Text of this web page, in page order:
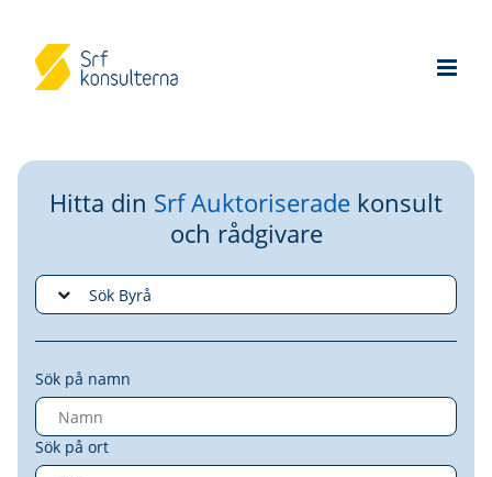
Hitta din Srf Auktoriserade konsult
och rådgivare
Sök på namn
Sök på ort